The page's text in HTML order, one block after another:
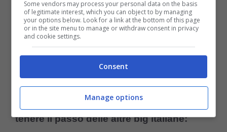
l’attacco per la sfida di Coppa Italia contro il
Cagliari. Pronto il giovane attaccante
Ambrosino al posto di Lang, mentre Lucca e
per completare il tridente offensivo.Un
momento decisivo della stagione per
tenere il passo delle altre big italiane:
Some vendors may process your personal data on the basis
of legitimate interest, which you can object to by managing
your options below. Look for a link at the bottom of this page
or in the site menu to manage or withdraw consent in privacy
and cookie settings.
Consent
Manage options